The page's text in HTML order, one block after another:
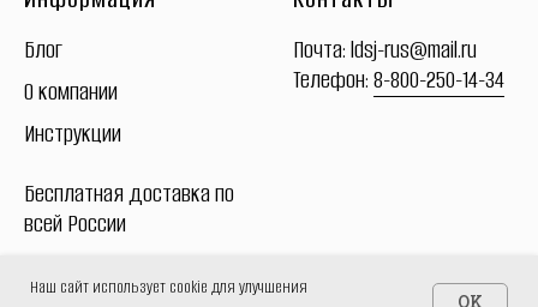
Наш сайт использует cookie для улучшения
OK
Блог
О компании
Инструкции
Бесплатнаядоставкапо
всей России
Почта:ldsj-rus@mail.ru
Телефон:8-800-250-14-34